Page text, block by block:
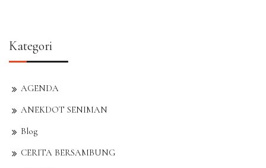
Kategori
AGENDA
ANEKDOT SENIMAN
Blog
CERITA BERSAMBUNG